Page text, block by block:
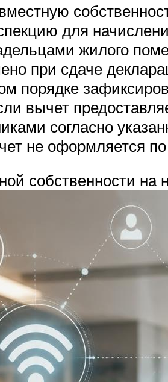
для
жилого
при сдаче
порядке
вычет
согласно
не оформляется
собственности